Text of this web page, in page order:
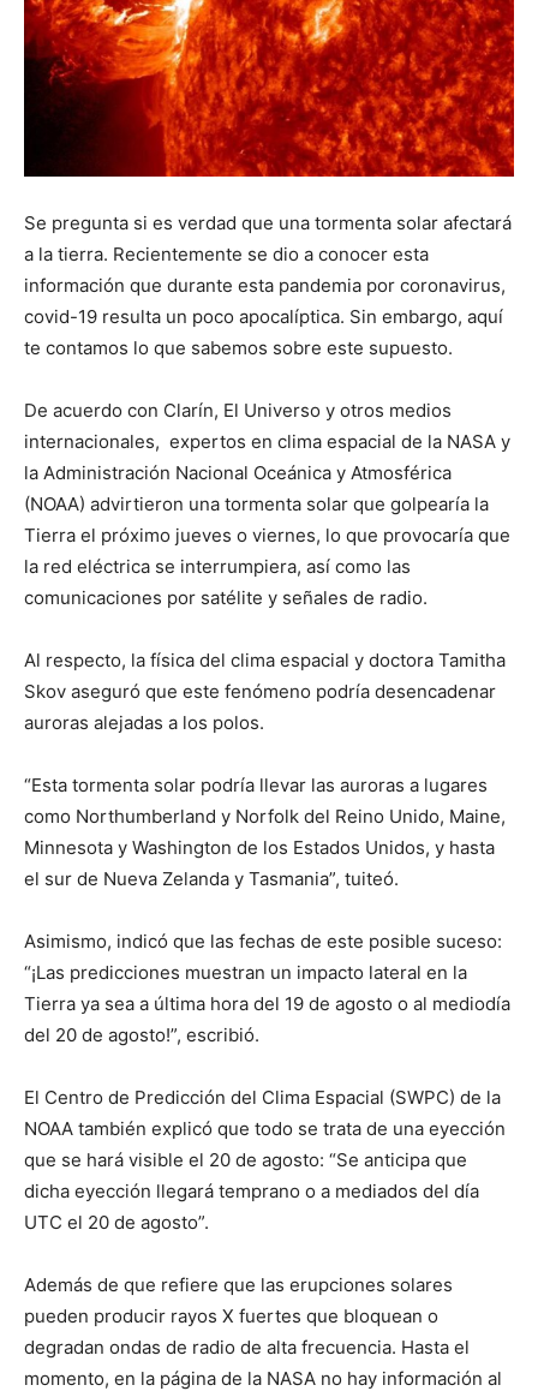
Se pregunta si es verdad que una tormenta solar afectará
a la tierra. Recientemente se dio a conocer esta
información que durante esta pandemia por coronavirus,
covid-19 resulta un poco apocalíptica. Sin embargo, aquí
te contamos lo que sabemos sobre este supuesto.
De acuerdo con Clarín, El Universo y otros medios
internacionales, expertos en clima espacial de la NASA y
la Administración Nacional Oceánica y Atmosférica
(NOAA) advirtieron una tormenta solar que golpearía la
Tierra el próximo jueves o viernes, lo que provocaría que
la red eléctrica se interrumpiera, así como las
comunicaciones por satélite y señales de radio.
Al respecto, la física del clima espacial y doctora Tamitha
Skov aseguró que este fenómeno podría desencadenar
auroras alejadas a los polos.
“Esta tormenta solar podría llevar las auroras a lugares
como Northumberland y Norfolk del Reino Unido, Maine,
Minnesota y Washington de los Estados Unidos, y hasta
el sur de Nueva Zelanda y Tasmania”, tuiteó.
Asimismo, indicó que las fechas de este posible suceso:
“¡Las predicciones muestran un impacto lateral en la
Tierra ya sea a última hora del 19 de agosto o al mediodía
del 20 de agosto!”, escribió.
El Centro de Predicción del Clima Espacial (SWPC) de la
NOAA también explicó que todo se trata de una eyección
que se hará visible el 20 de agosto: “Se anticipa que
dicha eyección llegará temprano o a mediados del día
UTC el 20 de agosto”.
Además de que refiere que las erupciones solares
pueden producir rayos X fuertes que bloquean o
degradan ondas de radio de alta frecuencia. Hasta el
momento, en la página de la NASA no hay información al